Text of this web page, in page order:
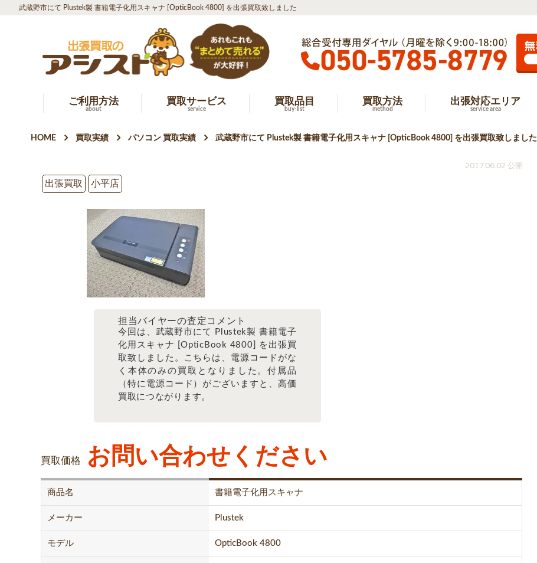
武蔵野市にて Plustek製 書籍電子化用スキャナ [OpticBook 4800] を出張買取致しました
ご利用方法
about
買取サービス
service
買取品目
buy-list
買取方法
method
出張対応エリア
service area
HOME 買取実績 パソコン 買取実績 武蔵野市にて Plustek製 書籍電子化用スキャナ [OpticBook 4800] を出張買取致しました
2017.06.02 公開
出張買取
小平店
担当バイヤーの査定コメント
今回は、武蔵野市にて Plustek製 書籍電子
化用スキャナ [OpticBook 4800] を出張買
取致しました。こちらは、電源コードがな
く本体のみの買取となりました。付属品
（特に電源コード）がございますと、高価
買取につながります。
買取価格 お問い合わせください
商品名 書籍電子化用スキャナ
メーカー Plustek
モデル OpticBook 4800